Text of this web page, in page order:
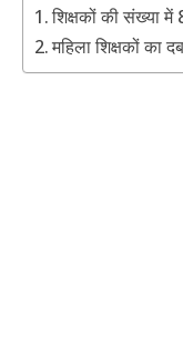
शिक्षकों की संख्या
महिला शिक्षकों का